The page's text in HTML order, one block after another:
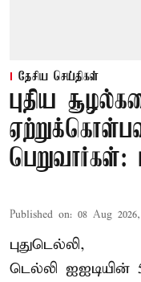
தேசிய செய்திகள்
புதிய
பெறுவார்கள்:
Published on: 08 Aug
புதுடெல்லி,
டெல்லி ஐஐடியின்